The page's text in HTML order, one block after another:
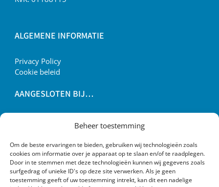
Beheer toestemming
Om de beste ervaringen te bieden, gebruiken wij technologieën zoals
cookies om informatie over je apparaat op te slaan en/of te raadplegen.
Door in te stemmen met deze technologieën kunnen wij gegevens zoals
surfgedrag of unieke ID's op deze site verwerken. Als je geen
toestemming geeft of uw toestemming intrekt, kan dit een nadelige
ALGEMENE INFORMATIE
Privacy Policy
Cookie beleid
AANGESLOTEN BIJ…